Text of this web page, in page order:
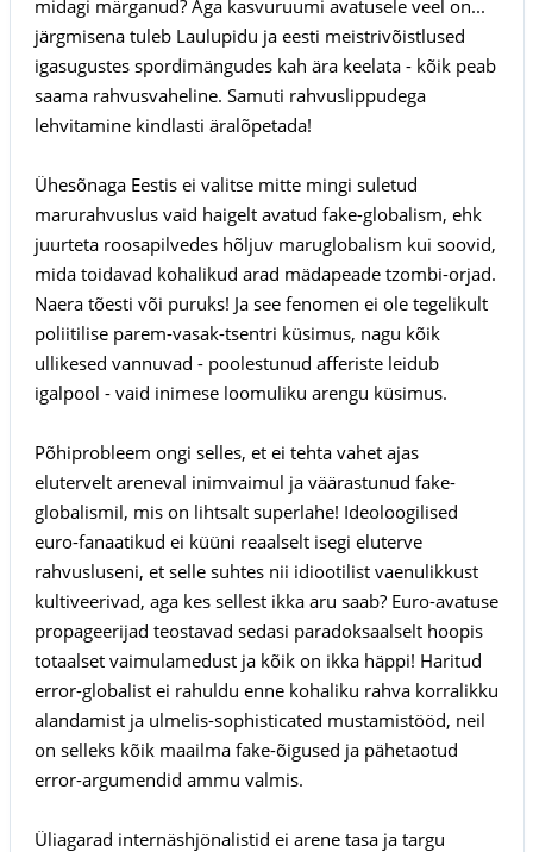
midagi märganud? Aga kasvuruumi avatusele veel on...
järgmisena tuleb Laulupidu ja eesti meistrivõistlused
igasugustes spordimängudes kah ära keelata - kõik peab
saama rahvusvaheline. Samuti rahvuslippudega
lehvitamine kindlasti äralõpetada!
Ühesõnaga Eestis ei valitse mitte mingi suletud
marurahvuslus vaid haigelt avatud fake-globalism, ehk
juurteta roosapilvedes hõljuv maruglobalism kui soovid,
mida toidavad kohalikud arad mädapeade tzombi-orjad.
Naera tõesti või puruks! Ja see fenomen ei ole tegelikult
poliitilise parem-vasak-tsentri küsimus, nagu kõik
ullikesed vannuvad - poolestunud afferiste leidub
igalpool - vaid inimese loomuliku arengu küsimus.
Põhiprobleem ongi selles, et ei tehta vahet ajas
elutervelt areneval inimvaimul ja väärastunud fake-
globalismil, mis on lihtsalt superlahe! Ideoloogilised
euro-fanaatikud ei küüni reaalselt isegi eluterve
rahvusluseni, et selle suhtes nii idiootilist vaenulikkust
kultiveerivad, aga kes sellest ikka aru saab? Euro-avatuse
propageerijad teostavad sedasi paradoksaalselt hoopis
totaalset vaimulamedust ja kõik on ikka häppi! Haritud
error-globalist ei rahuldu enne kohaliku rahva korralikku
alandamist ja ulmelis-sophisticated mustamistööd, neil
on selleks kõik maailma fake-õigused ja pähetaotud
error-argumendid ammu valmis.
Üliagarad internäshjönalistid ei arene tasa ja targu